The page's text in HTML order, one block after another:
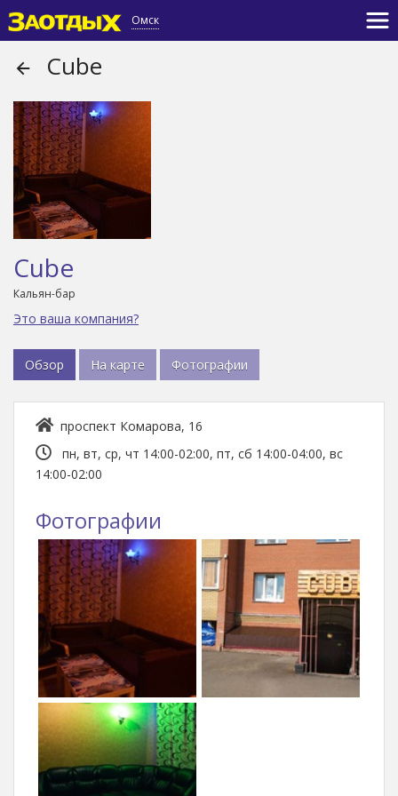
Омск
Cube
Cube
Кальян-бар
Это ваша компания?
Обзор На карте Фотографии
проспект Комарова, 16
пн, вт, ср, чт 14:00-02:00, пт, сб 14:00-04:00, вс
14:00-02:00
Фотографии